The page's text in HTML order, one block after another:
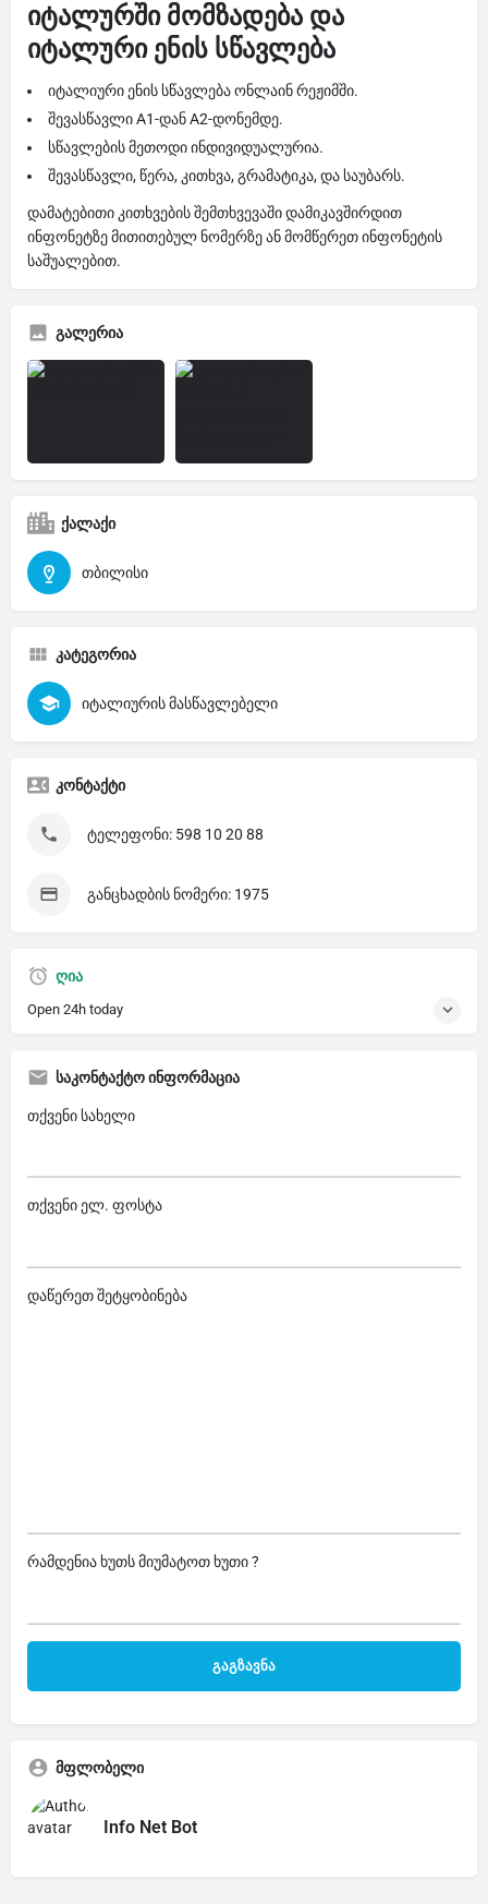
იტალურში მომზადება და
იტალური ენის სწავლება
იტალიური ენის სწავლება ონლაინ რეჟიმში.
შევასწავლი A1-დან A2-დონემდე.
სწავლების მეთოდი ინდივიდუალურია.
შევასწავლი, წერა, კითხვა, გრამატიკა, და საუბარს.
დამატებითი კითხვების შემთხვევაში დამიკავშირდით
ინფონეტზე მითითებულ ნომერზე ან მომწერეთ ინფონეტის
საშუალებით.
გალერია
ქალაქი
თბილისი
კატეგორია
იტალიურის მასწავლებელი
კონტაქტი
ტელეფონი: 598 10 20 88
განცხადბის ნომერი: 1975
ღია
Open 24h today
საკონტაქტო ინფორმაცია
თქვენი სახელი
თქვენი ელ. ფოსტა
დაწერეთ შეტყობინება
რამდენია ხუთს მიუმატოთ ხუთი ?
მფლობელი
Info Net Bot